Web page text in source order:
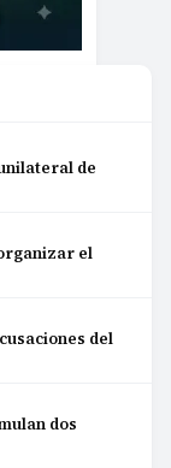
de
el
del
dos